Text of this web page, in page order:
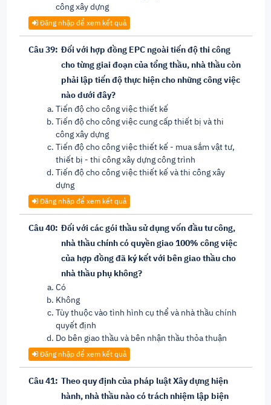
công xây dựng
Đăng nhập để xem kết quả
Câu 39: Đối với hợp đồng EPC ngoài tiến độ thi công
cho từng giai đoạn của tổng thầu, nhà thầu còn
phải lập tiến độ thực hiện cho những công việc
nào dưới đây?
Tiến độ cho công việc thiết kế
Tiến độ cho công việc cung cấp thiết bị và thi
công xây dựng
Tiến độ cho công việc thiết kế - mua sắm vật tư,
thiết bị - thi công xây dựng công trình
Tiến độ cho công việc thiết kế và thi công xây
dựng
Đăng nhập để xem kết quả
Câu 40: Đối với các gói thầu sử dụng vốn đầu tư công,
nhà thầu chính có quyền giao 100% công việc
của hợp đồng đã ký kết với bên giao thầu cho
nhà thầu phụ không?
Có
Không
Tùy thuộc vào tình hình cụ thể và nhà thầu chính
quyết định
Do bên giao thầu và bên nhận thầu thỏa thuận
Đăng nhập để xem kết quả
Câu 41: Theo quy định của pháp luật Xây dựng hiện
hành, nhà thầu nào có trách nhiệm lập biện